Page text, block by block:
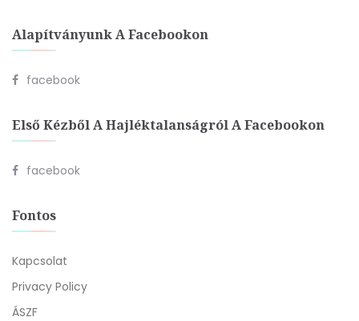
Alapítványunk A Facebookon
facebook
Első Kézből A Hajléktalanságról A Facebookon
facebook
Fontos
Kapcsolat
Privacy Policy
ÁSZF